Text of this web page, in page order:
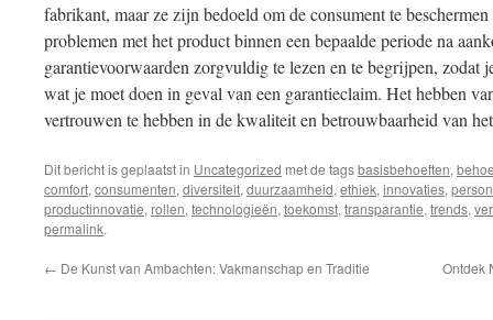
fabrikant, maar ze zijn bedoeld om de consument te
problemen met het product binnen een bepaalde periode na
garantievoorwaarden zorgvuldig te lezen en te begrijpen, zodat
wat je moet doen in geval van een garantieclaim. Het hebben
vertrouwen te hebben in de kwaliteit en betrouwbaarheid van
Dit bericht is geplaatst in Uncategorized met de tagsbasisbehoeften,
comfort, consumenten, diversiteit, duurzaamheid, ethiek, innovaties,
productinnovatie, rollen, technologieën, toekomst, transparantie, trends,
permalink.
← De Kunst van Ambachten: Vakmanschap en Traditie Ontdek